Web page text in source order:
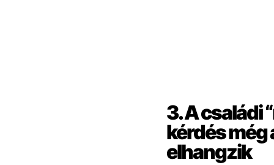
3. A családi
kérdés még
elhangzik